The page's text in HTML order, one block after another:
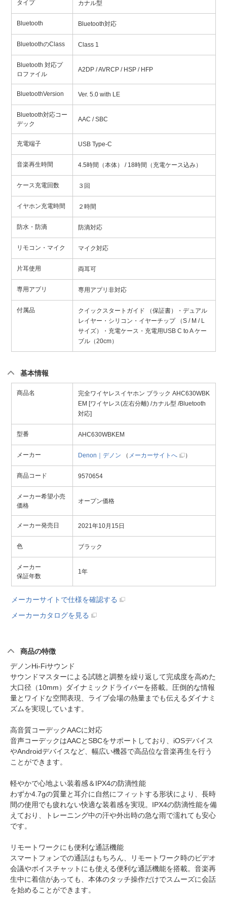
タイプ カナル型
Bluetooth Bluetooth対応
BluetoothのClass Class 1
Bluetooth 対応プ
ロファイル
A2DP / AVRCP / HSP / HFP
BluetoothVersion Ver. 5.0 with LE
Bluetooth対応コー
デック
AAC / SBC
充電端子 USB Type-C
音楽再生時間 4.5時間（本体） / 18時間（充電ケース込み）
ケース充電回数 ３回
イヤホン充電時間 ２時間
防水・防滴 防滴対応
リモコン・マイク マイク対応
片耳使用 両耳可
専用アプリ 専用アプリ非対応
付属品
クイックスタートガイド （保証書）・デュアル
レイヤー・シリコン・イヤーチップ （S / M / L
サイズ）・充電ケース・充電用USB C to A ケー
ブル（20cm）
基本情報
商品名
完全ワイヤレスイヤホン ブラック AHC630WBK
EM [ワイヤレス(左右分離) /カナル型 /Bluetooth
対応]
型番 AHC630WBKEM
メーカー Denon｜デノン （ メーカーサイトへ ）
商品コード 9570654
メーカー希望小売
価格
オープン価格
メーカー発売日 2021年10月15日
色 ブラック
メーカー
保証年数
1年
メーカーサイトで仕様を確認する
メーカーカタログを見る
商品の特徴
デノンHi-Fiサウンド
サウンドマスターによる試聴と調整を繰り返して完成度を高めた
大口径（10mm）ダイナミックドライバーを搭載。圧倒的な情報
量とワイドな空間表現、ライブ会場の熱量までも伝えるダイナミ
ズムを実現しています。
高音質コーデックAACに対応
音声コーデックはAACとSBCをサポートしており、iOSデバイス
やAndroidデバイスなど、幅広い機器で高品位な音楽再生を行う
ことができます。
軽やかで心地よい装着感＆IPX4の防滴性能
わずか4.7gの質量と耳介に自然にフィットする形状により、長時
間の使用でも疲れない快適な装着感を実現。IPX4の防滴性能を備
えており、トレーニング中の汗や外出時の急な雨で濡れても安心
です。
リモートワークにも便利な通話機能
スマートフォンでの通話はもちろん、リモートワーク時のビデオ
会議やボイスチャットにも使える便利な通話機能を搭載。音楽再
生中に着信があっても、本体のタッチ操作だけでスムーズに会話
を始めることができます。